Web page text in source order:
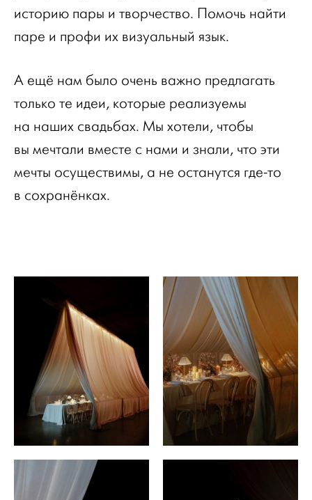
историю пары и творчество. Помочь найти
паре и профи их визуальный язык.
А ещё нам было очень важно предлагать
только те идеи, которые реализуемы
на наших свадьбах. Мы хотели, чтобы
вы мечтали вместе с нами и знали, что эти
мечты осуществимы, а не останутся где-то
в сохранёнках.